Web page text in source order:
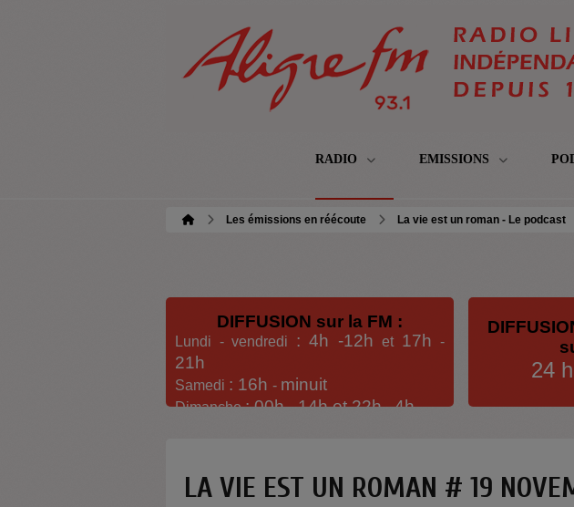
RADIO EMISSIONS
Les émissions en réécoute La vie est un roman - Le podcast
DIFFUSION sur la FM :
Lundi - vendredi : 4h -12h et 17h -
21h
Samedi : 16h - minuit
Dimanche: 00h -14h et 22h-4h
24
LA VIE EST UN ROMAN # 19